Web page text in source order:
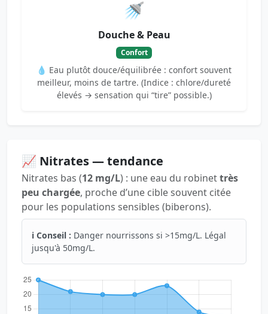
🚿
Douche & Peau
Confort
💧 Eau plutôt douce/équilibrée : confort souvent
meilleur, moins de tartre. (Indice : chlore/dureté
élevés → sensation qui “tire” possible.)
📈 Nitrates — tendance
Nitrates bas (12 mg/L) : une eau du robinettrès
peu chargée, proche d’une cible souvent citée
pour les populations sensibles (biberons).
ℹ️ Conseil : Danger nourrissons si >15mg/L. Légal
jusqu'à 50mg/L.